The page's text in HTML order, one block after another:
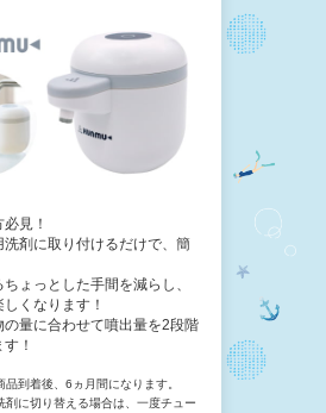
見！
洗剤に取り付けるだけで、簡
ょっとした手間を減らし、
くなります！
の量に合わせて噴出量を2段階
！
品到着後、6ヵ月間になります。
剤に切り替える場合は、一度チュー